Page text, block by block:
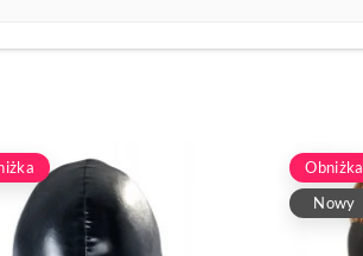
Obniżka
Nowy